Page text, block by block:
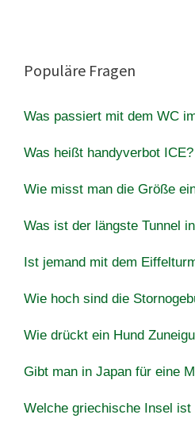
Populäre Fragen
Was passiert mit dem WC
Was heißt handyverbot ICE?
Wie misst man die Größe
Was ist der längste Tunnel
Ist jemand mit dem
Wie hoch sind die
Wie drückt ein Hund
Gibt man in Japan für eine
Welche griechische Insel ist